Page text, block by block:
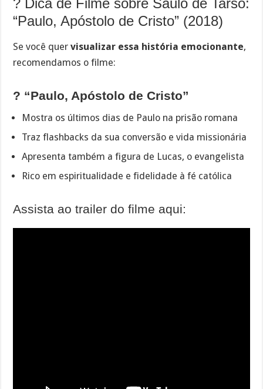
“Paulo, Apóstolo de Cristo” (2018)
Se você quervisualizar essa história emocionante,
recomendamos o filme:
? “Paulo, Apóstolo de Cristo”
Mostra os últimos dias de Paulo na prisão romana
Traz flashbacks da sua conversão e vida missionária
Apresenta também a figura de Lucas, o evangelista
Rico em espiritualidade e fidelidade à fé católica
Assista ao trailer do filme aqui: